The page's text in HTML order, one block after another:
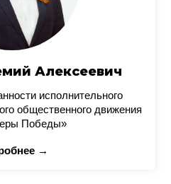
Алексеевич
исполнительного
общественного движения
Победы»
→